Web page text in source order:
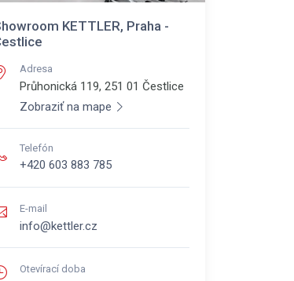
KETTLER, Praha -
Adresa
Průhonická 119, 251 01 Čestlice
Zobraziť na mape
Telefón
+420 603 883 785
E-mail
info@kettler.cz
Otevírací doba